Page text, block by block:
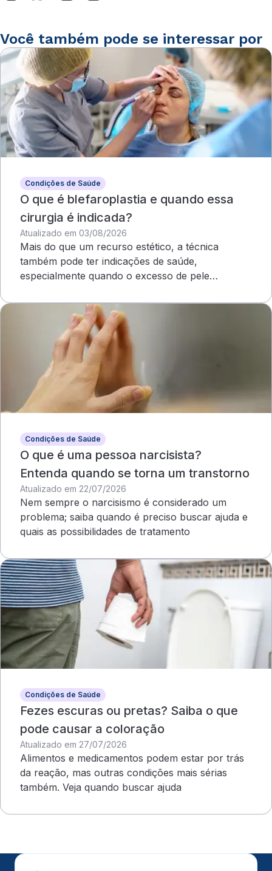
Você também pode se interessar por
Condições de Saúde
O que é blefaroplastia e quando essa
cirurgia é indicada?
Atualizado em 03/08/2026
Mais do que um recurso estético, a técnica
também pode ter indicações de saúde,
especialmente quando o excesso de pele
Condições de Saúde
O que é uma pessoa narcisista?
Entenda quando se torna um transtorno
Atualizado em 22/07/2026
Nem sempre o narcisismo é considerado um
problema; saiba quando é preciso buscar ajuda e
quais as possibilidades de tratamento
Condições de Saúde
Fezes escuras ou pretas? Saiba o que
pode causar a coloração
Atualizado em 27/07/2026
Alimentos e medicamentos podem estar por trás
da reação, mas outras condições mais sérias
também. Veja quando buscar ajuda